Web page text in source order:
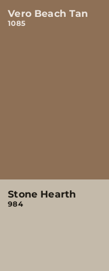
Vero Beach Tan
1085
Stone Hearth
984